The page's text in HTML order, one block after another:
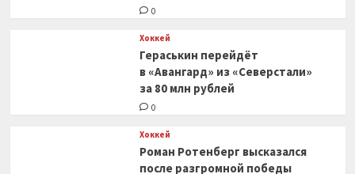
0
Хоккей
Гераськин перейдёт
в «Авангард» из «Северстали»
за 80 млн рублей
0
Хоккей
Роман Ротенберг высказался
после разгромной победы